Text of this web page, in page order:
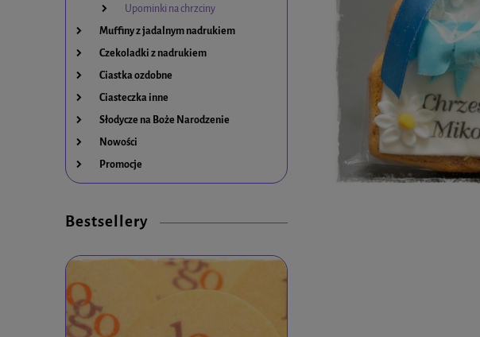
Upominki na chrzciny
Muffiny z jadalnym nadrukiem
Czekoladki z nadrukiem
Ciastka ozdobne
Ciasteczka inne
Słodycze na Boże Narodzenie
Nowości
Promocje
Bestsellery